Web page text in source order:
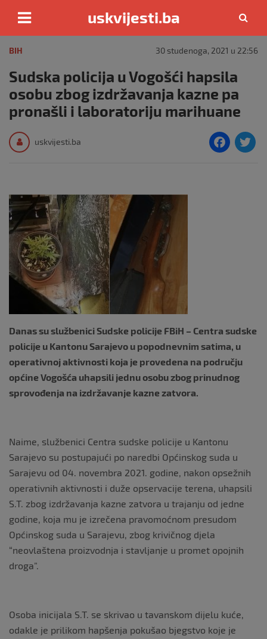
content
uskvijesti.ba
BIH 30 studenoga, 2021 u 22:56
Sudska policija u Vogošći hapsila
osobu zbog izdržavanja kazne pa
pronašli i laboratoriju marihuane
uskvijesti.ba
F
Danas su službenici Sudske policije FBiH – Centra sudske
policije u Kantonu Sarajevo u popodnevnim satima, u
operativnoj aktivnosti koja je provedena na području
općine Vogošća uhapsili jednu osobu zbog prinudnog
sprovođenja na izdržavanje kazne zatvora.
Naime, službenici Centra sudske policije u Kantonu
Sarajevo su postupajući po naredbi Općinskog suda u
Sarajevu od 04. novembra 2021. godine, nakon opsežnih
operativnih aktivnosti i duže opservacije terena, uhapsili
S.T. zbog izdržavanja kazne zatvora u trajanju od jedne
godine, koja mu je izrečena pravomoćnom presudom
Općinskog suda u Sarajevu, zbog krivičnog djela
“neovlaštena proizvodnja i stavljanje u promet opojnih
droga”.
Osoba inicijala S.T. se skrivao u tavanskom dijelu kuće,
odakle je prilikom hapšenja pokušao bjegstvo koje je